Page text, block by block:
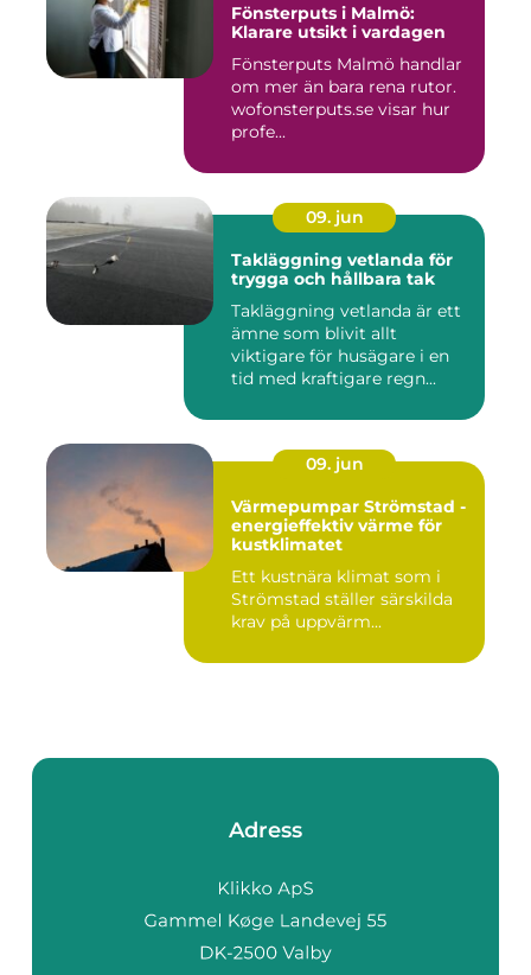
Fönsterputs i Malmö:
Klarare utsikt i vardagen
Fönsterputs Malmö handlar
om mer än bara rena rutor.
wofonsterputs.se visar hur
profe...
09. jun
Takläggning vetlanda för
trygga och hållbara tak
Takläggning vetlanda är ett
ämne som blivit allt
viktigare för husägare i en
tid med kraftigare regn...
09. jun
Värmepumpar Strömstad -
energieffektiv värme för
kustklimatet
Ett kustnära klimat som i
Strömstad ställer särskilda
krav på uppvärm...
Adress